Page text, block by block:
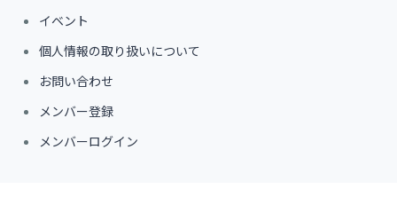
イベント
個人情報の取り扱いについて
お問い合わせ
メンバー登録
メンバーログイン